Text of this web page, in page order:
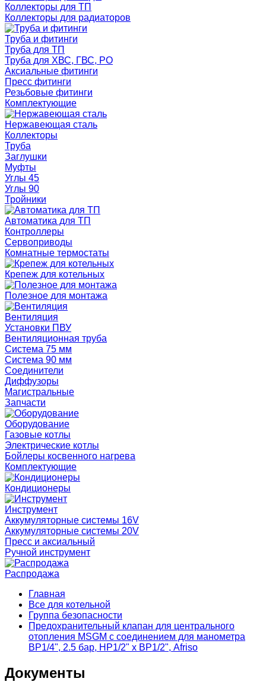
Коллекторы для ТП
Коллекторы для радиаторов
Труба и фитинги
Труба для ТП
Труба для ХВС, ГВС, РО
Аксиальные фитинги
Пресс фитинги
Резьбовые фитинги
Комплектующие
Нержавеющая сталь
Коллекторы
Труба
Заглушки
Муфты
Углы 45
Углы 90
Тройники
Автоматика для ТП
Контроллеры
Сервоприводы
Комнатные термостаты
Крепеж для котельных
Полезное для монтажа
Вентиляция
Установки ПВУ
Вентиляционная труба
Система 75 мм
Система 90 мм
Соединители
Диффузоры
Магистральные
Запчасти
Оборудование
Газовые котлы
Электрические котлы
Бойлеры косвенного нагрева
Комплектующие
Кондиционеры
Инструмент
Аккумуляторные системы 16V
Аккумуляторные системы 20V
Пресс и аксиальный
Ручной инструмент
Распродажа
Главная
Все для котельной
Группа безопасности
Предохранительный клапан для центрального
отопления MSGM с соединением для манометра
ВР1/4", 2.5 бар, НР1/2" x ВР1/2", Afriso
Документы